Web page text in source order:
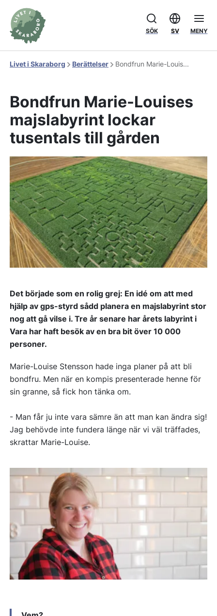
SÖK SV MENY
Livet i Skaraborg Berättelser Bondfrun Marie-Louis...
Bondfrun Marie-Louises
majslabyrint lockar
tusentals till gården
Det började som en rolig grej: En idé om att med
hjälp av gps-styrd sådd planera en majslabyrint stor
nog att gå vilse i. Tre år senare har årets labyrint i
Vara har haft besök av en bra bit över 10 000
personer.
Marie-Louise Stensson hade inga planer på att bli
bondfru. Men när en kompis presenterade henne för
sin granne, så fick hon tänka om.
- Man får ju inte vara sämre än att man kan ändra sig!
Jag behövde inte fundera länge när vi väl träffades,
skrattar Marie-Louise.